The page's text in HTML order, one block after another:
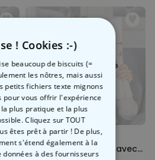
Bientôt disponible
Housse de coussin
personnalisée Cœur avec
! Cookies :-)
beaucoup de biscuits (=
les nôtres, mais aussi
petits fichiers texte mignons
pour vous offrir l'expérience
plus pratique et la plus
Cliquez sur TOUT
êtes prêt à partir ! De plus,
s'étend également à la
données à des fournisseurs